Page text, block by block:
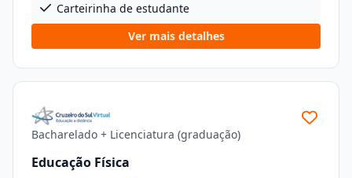
Carteirinha de estudante
Ver mais detalhes
Bacharelado + Licenciatura (graduação)
Educação Física